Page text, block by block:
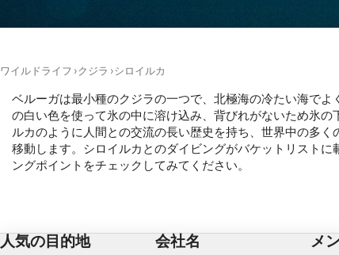
ワイルドライフ クジラ シロイルカ
ベルーガは最小種のクジラの一つで、北極海の冷たい海で
の白い色を使って氷の中に溶け込み、背びれがないため氷
ルカのように人間との交流の長い歴史を持ち、世界中の多
移動します。シロイルカとのダイビングがバケットリスト
ングポイントをチェックしてみてください。
人気の目的地 会社名 メ
パーソナライズ広告の選択のためにプロファイルを利用する
パーソナライズコンテンツの選択のためにプロファイルを利用
広告のパフォーマンスを測定する
コンテンツのパフォーマンスを測定する
コンテンツの選択のために制限付きデータを利用する